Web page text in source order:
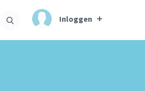
Inloggen